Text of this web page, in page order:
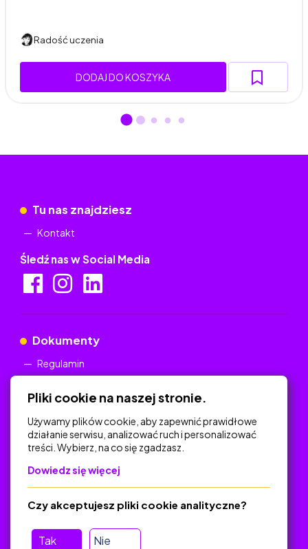
Radość uczenia
DODAJ DO KOSZYKA
Tu nas znajdziesz
Kontakt
Śledź nas w Social Media
Dokumenty
Regulamin
Na skróty
Polityka Prywatności
Regulamin
O platformie
Baza materiałów dydaktycznych
Pliki cookie na naszej stronie.
Używamy plików cookie, aby zapewnić prawidłowe
działanie serwisu, analizować ruch i personalizować
treści. Wybierz, na co się zgadzasz.
Dowiedz się więcej
Tak Nie
Czy akceptujesz pliki cookie analityczne?